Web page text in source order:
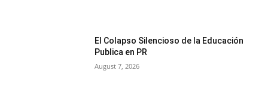
El Colapso Silencioso de la Educación
Publica en PR
August 7, 2026